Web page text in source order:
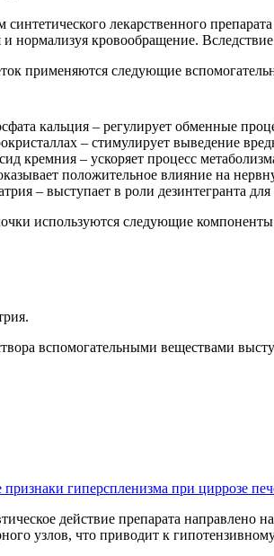
лекарственного
нормализуя кровообращение.
применяются следующие
кальция – регулирует обменные
– стимулирует выведение
кремния – ускоряет процесс
положительное влияние на
– выступает в роли дезинтегранта
используются следующие
вспомогательными веществами
гиперспленизма при циррозе
действие препарата направлено
узлов, что приводит к